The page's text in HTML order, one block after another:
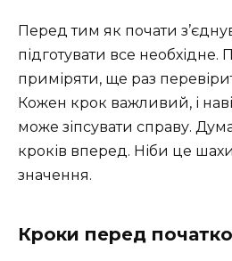
Перед тим як почати
підготувати все необхідне.
приміряти, ще раз
Кожен крок важливий, і
може зіпсувати справу.
кроків вперед. Ніби це
значення.
Кроки перед